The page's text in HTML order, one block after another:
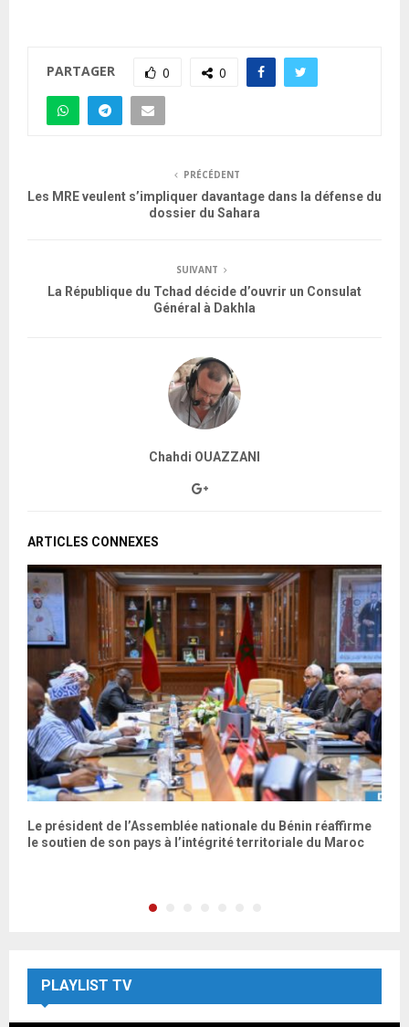
PARTAGER 0 0
PRÉCÉDENT
Les MRE veulent s’impliquer davantage dans la défense du
dossier du Sahara
SUIVANT
La République du Tchad décide d’ouvrir un Consulat
Général à Dakhla
Chahdi OUAZZANI
ARTICLES CONNEXES
Le président de l’Assemblée nationale du Bénin réaffirme
le soutien de son pays à l’intégrité territoriale du Maroc
PLAYLIST TV